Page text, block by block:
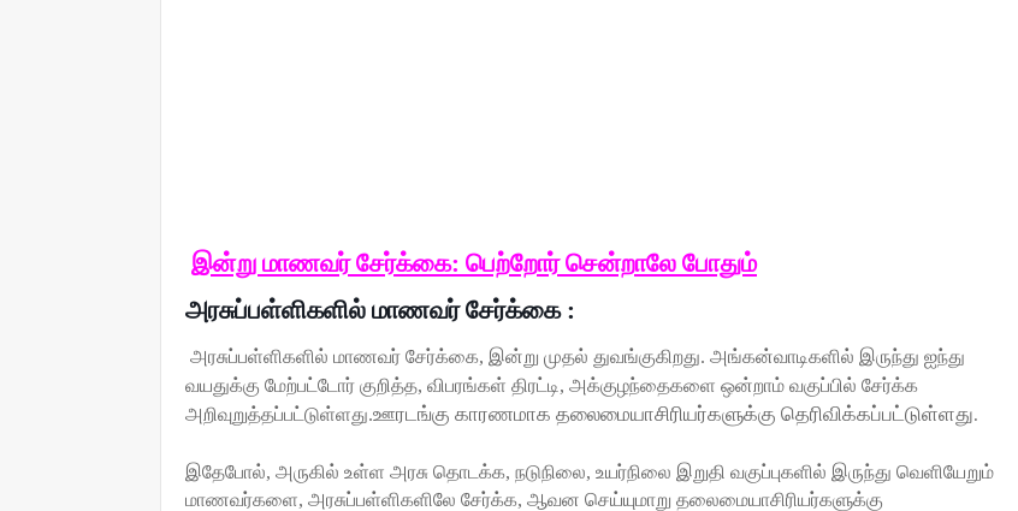
இன்று மாணவர் சேர்க்கை: பெற்றோர் சென்றாலே போதும்
அரசுப்பள்ளிகளில் மாணவர் சேர்க்கை :
அரசுப்பள்ளிகளில் மாணவர் சேர்க்கை, இன்று முதல் துவங்குகிறது. அங்கன்வாடிகளில் இருந்து ஐந்து
வயதுக்கு மேற்பட்டோர் குறித்த, விபரங்கள் திரட்டி, அக்குழந்தைகளை ஒன்றாம் வகுப்பில் சேர்க்க
அறிவுறுத்தப்பட்டுள்ளது.ஊரடங்கு காரணமாக தலைமையாசிரியர்களுக்கு தெரிவிக்கப்பட்டுள்ளது.
இதேபோல், அருகில் உள்ள அரசு தொடக்க, நடுநிலை, உயர்நிலை இறுதி வகுப்புகளில் இருந்து வெளியேறும்
மாணவர்களை, அரசுப்பள்ளிகளிலே சேர்க்க, ஆவன செய்யுமாறு தலைமையாசிரியர்களுக்கு